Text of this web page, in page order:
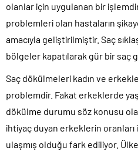
olanlar için uygulanan bir
problemleri olan hastaların
amacıyla geliştirilmiştir. Saç
bölgeler kapatılarak gür bir saç
Saç dökülmeleri kadın ve
problemdir. Fakat erkeklerde
dökülme durumu söz konusu
ihtiyaç duyan erkeklerin oranları
ulaşmış olduğu fark ediliyor.